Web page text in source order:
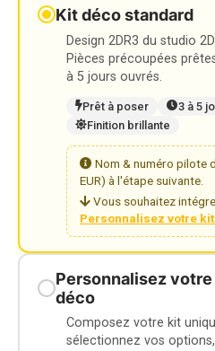
Kit déco standard
Design 2DR3 du studio
Pièces précoupées
à 5 jours ouvrés.
Prêt à poser
3 à 5
Finition brillante
Nom & numéro pilote
EUR) à l'étape suivante.
Vous souhaitez
Personnalisez votre
Personnalisez
déco
Composez votre kit
sélectionnez vos